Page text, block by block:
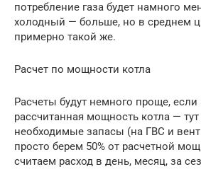
потребление газа будет намного
холодный — больше, но в среднем
примерно такой же.
Расчет по мощности котла
Расчеты будут немного проще, если
рассчитанная мощность котла —
необходимые запасы (на ГВС и
просто берем 50% от расчетной
считаем расход в день, месяц, за